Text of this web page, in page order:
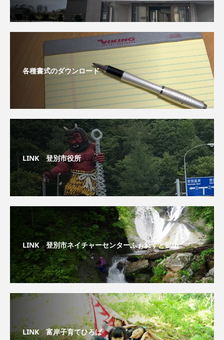
各種書式のダウンロード
LINK 登別市役所
LINK 登別市ネイチャーセンターふぉれすと鉱山
LINK 富岸子育てひろば